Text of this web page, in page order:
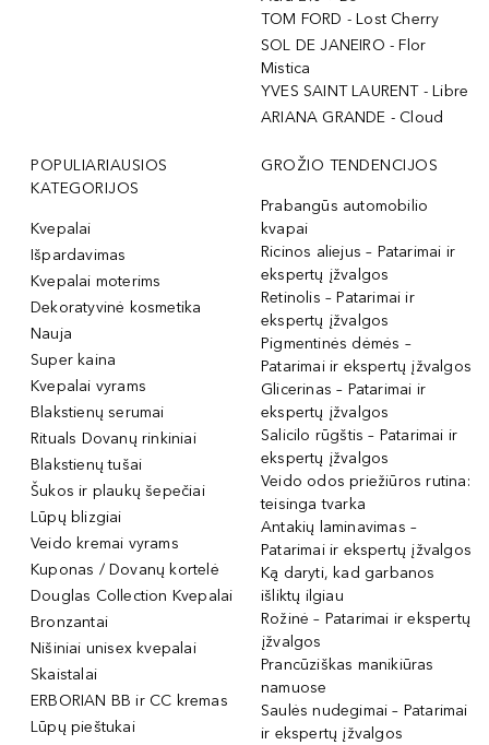
TOM FORD - Lost Cherry
SOL DE JANEIRO - Flor
Mistica
YVES SAINT LAURENT - Libre
ARIANA GRANDE - Cloud
POPULIARIAUSIOS
KATEGORIJOS
Kvepalai
Išpardavimas
Kvepalai moterims
Dekoratyvinė kosmetika
Nauja
Super kaina
Kvepalai vyrams
Blakstienų serumai
Rituals Dovanų rinkiniai
Blakstienų tušai
Šukos ir plaukų šepečiai
Lūpų blizgiai
Veido kremai vyrams
Kuponas / Dovanų kortelė
Douglas Collection Kvepalai
Bronzantai
Nišiniai unisex kvepalai
Skaistalai
ERBORIAN BB ir CC kremas
Lūpų pieštukai
GROŽIO TENDENCIJOS
Prabangūs automobilio
kvapai
Ricinos aliejus – Patarimai ir
ekspertų įžvalgos
Retinolis – Patarimai ir
ekspertų įžvalgos
Pigmentinės dėmės –
Patarimai ir ekspertų įžvalgos
Glicerinas – Patarimai ir
ekspertų įžvalgos
Salicilo rūgštis – Patarimai ir
ekspertų įžvalgos
Veido odos priežiūros rutina:
teisinga tvarka
Antakių laminavimas –
Patarimai ir ekspertų įžvalgos
Ką daryti, kad garbanos
išliktų ilgiau
Rožinė – Patarimai ir ekspertų
įžvalgos
Prancūziškas manikiūras
namuose
Saulės nudegimai – Patarimai
ir ekspertų įžvalgos